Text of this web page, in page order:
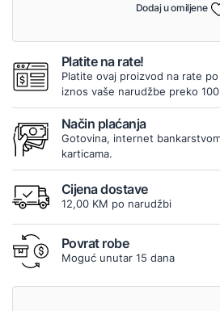
Dodaj u omiljene
Platite na rate!
Platite ovaj proizvod na rate
iznos vaše narudžbe preko
Način plaćanja
Gotovina, internet
karticama.
Cijena dostave
12,00 KM po narudžbi
Povrat robe
Moguć unutar 15 dana